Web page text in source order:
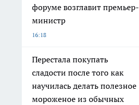
форуме возглавит премьер-
министр
16:18
Перестала покупать
сладости после того как
научилась делать полезное
мороженое из обычных